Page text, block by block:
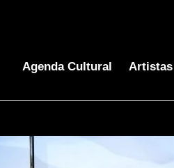
Agenda Cultural Artistas